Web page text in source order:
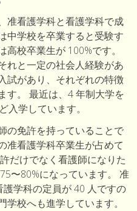
准看護学科と看護学科で成
中学校を卒業すると受験す
校卒業生が 100%です。
れと一定の社会人経験があ
試があり、それぞれの特徴
す。 最近は、4 年制大学を
入学しています。
の免許を持っていることで
准看護学科卒業生が占めて
だけでなく看護師になりた
〜80%になっています。 准
学科の定員が 40 人ですの
校へも進学しています。